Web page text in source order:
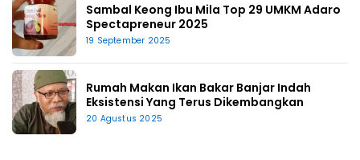
Sambal Keong Ibu Mila Top 29 UMKM Adaro
Spectapreneur 2025
19 September 2025
Rumah Makan Ikan Bakar Banjar Indah
Eksistensi Yang Terus Dikembangkan
20 Agustus 2025